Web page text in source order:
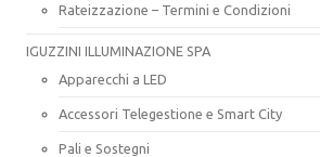
Rateizzazione – Termini e Condizioni
IGUZZINI ILLUMINAZIONE SPA
Apparecchi a LED
Accessori Telegestione e Smart City
Pali e Sostegni